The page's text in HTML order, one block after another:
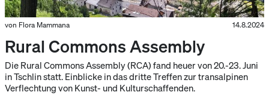
von Flora Mammana 14.8.2024
Rural Commons Assembly
Die Rural Commons Assembly (RCA) fand heuer von 20.-23. Juni
in Tschlin statt. Einblicke in das dritte Treffen zur transalpinen
Verflechtung von Kunst- und Kulturschaffenden.